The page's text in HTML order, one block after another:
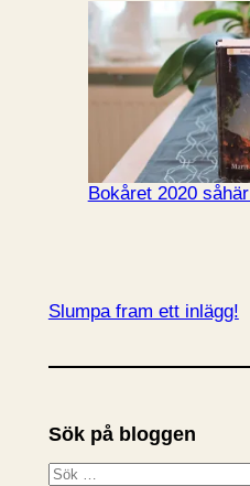
Bokåret 2020
Slumpa fram ett inlägg!
Sök på bloggen
S